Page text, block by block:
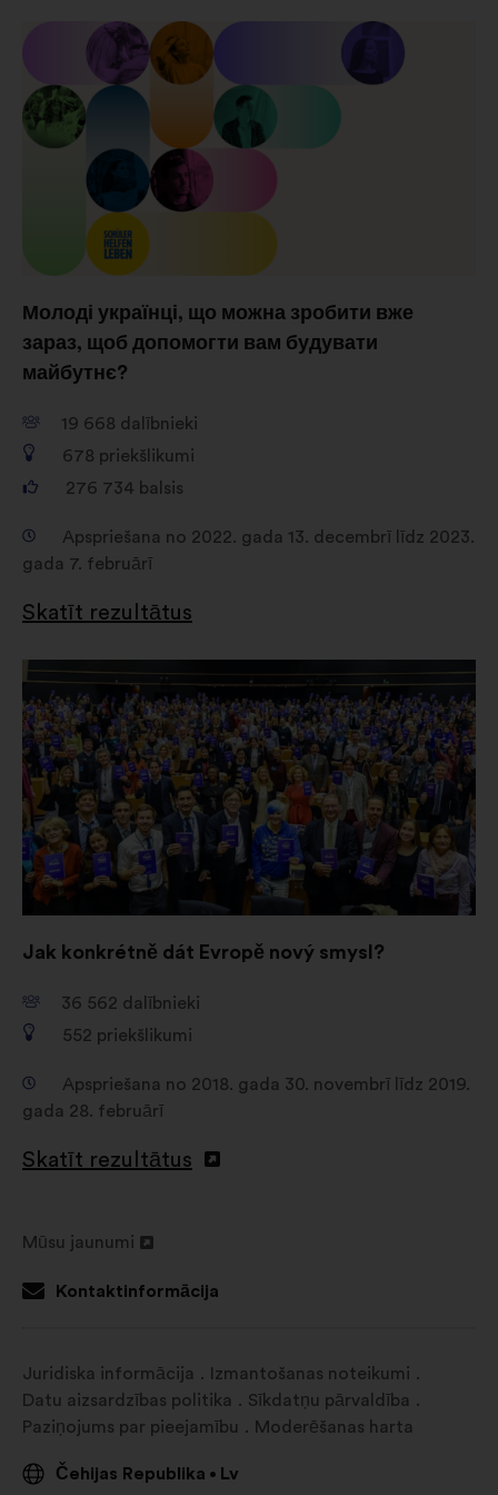
Молоді українці, що можна зробити вже
зараз, щоб допомогти вам будувати
майбутнє?
19 668 dalībnieki
678 priekšlikumi
276 734 balsis
Apspriešana no 2022. gada 13. decembrī līdz 2023.
gada 7. februārī
Skatīt rezultātus
Jak konkrétně dát Evropě nový smysl?
36 562 dalībnieki
552 priekšlikumi
Apspriešana no 2018. gada 30. novembrī līdz 2019.
gada 28. februārī
Skatīt rezultātus
Atvērt
jaunā
cilnē
Mūsu jaunumi
Atvērt
jaunā
Kontaktinformācija
Juridiska informācija
Izmantošanas noteikumi
Datu aizsardzības politika
Sīkdatņu pārvaldība
Paziņojums par pieejamību
Moderēšanas harta
Čehijas Republika • Lv
optimizēt mūsu ietekmi,
pateicoties sociālajiem tīkliem